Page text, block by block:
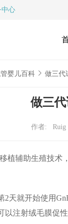
中心
婴儿百科 做三代
做三
作者: Ruig
植辅助生殖技术
2天就开始使用
以注射绒毛膜促